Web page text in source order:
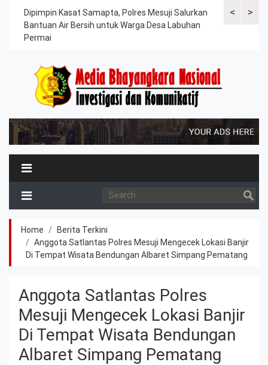
<
Dipimpin Kasat Samapta, Polres Mesuji Salurkan
Bantuan Air Bersih untuk Warga Desa Labuhan
Permai
Polres>
Home
Berita Terkini
Anggota Satlantas Polres Mesuji Mengecek Lokasi Banjir
Di Tempat Wisata Bendungan Albaret Simpang Pematang
Anggota Satlantas Polres
Mesuji Mengecek Lokasi Banjir
Di Tempat Wisata Bendungan
Albaret Simpang Pematang